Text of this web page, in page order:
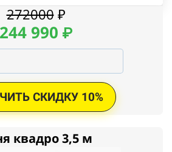
272000 ₽
244990 ₽
СКИДКУ 10%
квадро 3,5 м